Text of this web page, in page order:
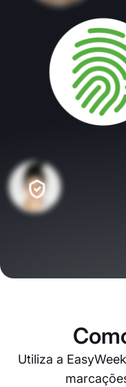
Utiliza a